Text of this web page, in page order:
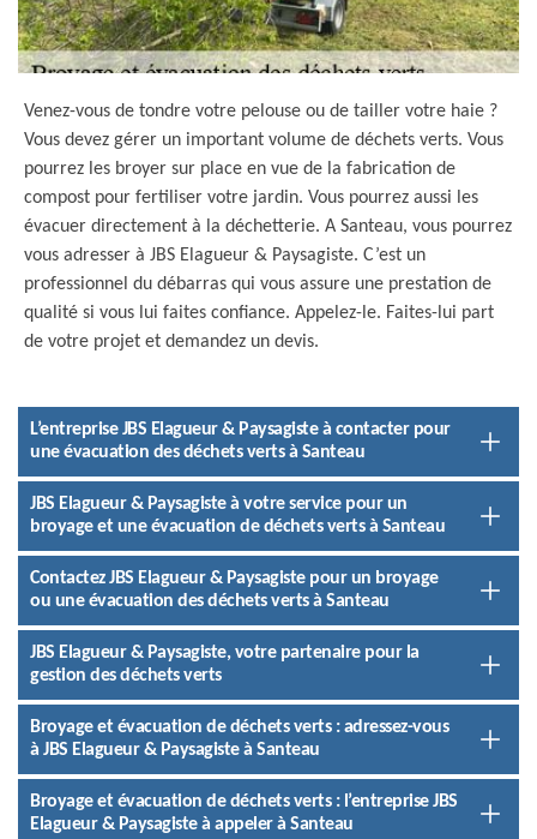
Venez-vous de tondre votre pelouse ou de tailler votre haie ?
Vous devez gérer un important volume de déchets verts. Vous
pourrez les broyer sur place en vue de la fabrication de
compost pour fertiliser votre jardin. Vous pourrez aussi les
évacuer directement à la déchetterie. A Santeau, vous pourrez
vous adresser à JBS Elagueur & Paysagiste. C’est un
professionnel du débarras qui vous assure une prestation de
qualité si vous lui faites confiance. Appelez-le. Faites-lui part
de votre projet et demandez un devis.
L’entreprise JBS Elagueur & Paysagiste à contacter pour
une évacuation des déchets verts à Santeau
JBS Elagueur & Paysagiste à votre service pour un
broyage et une évacuation de déchets verts à Santeau
Contactez JBS Elagueur & Paysagiste pour un broyage
ou une évacuation des déchets verts à Santeau
JBS Elagueur & Paysagiste, votre partenaire pour la
gestion des déchets verts
Broyage et évacuation de déchets verts : adressez-vous
à JBS Elagueur & Paysagiste à Santeau
Broyage et évacuation de déchets verts : l’entreprise JBS
Elagueur & Paysagiste à appeler à Santeau